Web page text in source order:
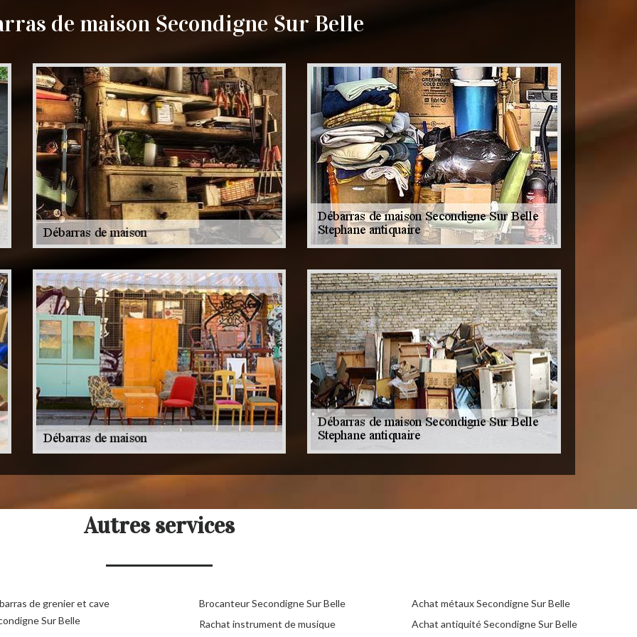
de maison Secondigne Sur Belle
Autres services
de grenier et cave
Sur Belle
Brocanteur Secondigne Sur Belle
Rachat instrument de musique
Achat métaux Secondigne Sur Belle
Achat antiquité Secondigne Sur Belle